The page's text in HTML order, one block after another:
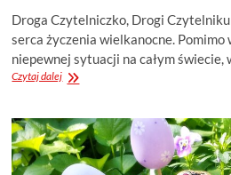
Droga Czytelniczko, Drogi
serca życzenia wielkanocne. Pomimo
niepewnej sytuacji na całym świecie,
Czytaj dalejSRETAN
WESOŁYCH
I
PEŁNYCH
WDZIĘCZNOŚCI